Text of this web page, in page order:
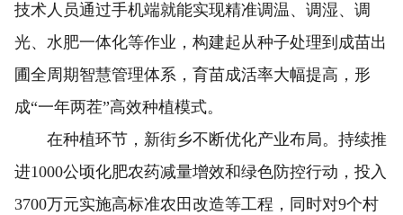
技术人员通过手机端就能实现精准调温、调湿、调
光、水肥一体化等作业，构建起从种子处理到成苗出
圃全周期智慧管理体系，育苗成活率大幅提高，形
成“一年两茬”高效种植模式。
在种植环节，新街乡不断优化产业布局。持续推
进1000公顷化肥农药减量增效和绿色防控行动，投入
3700万元实施高标准农田改造等工程，同时对9个村